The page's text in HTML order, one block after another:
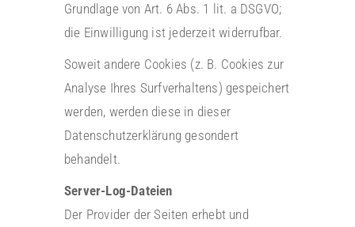
Grundlage von Art. 6 Abs. 1 lit. a DSGVO;
die Einwilligung ist jederzeit widerrufbar.
Soweit andere Cookies (z. B. Cookies zur
Analyse Ihres Surfverhaltens) gespeichert
werden, werden diese in dieser
Datenschutzerklärung gesondert
behandelt.
Server-Log-Dateien
Der Provider der Seiten erhebt und